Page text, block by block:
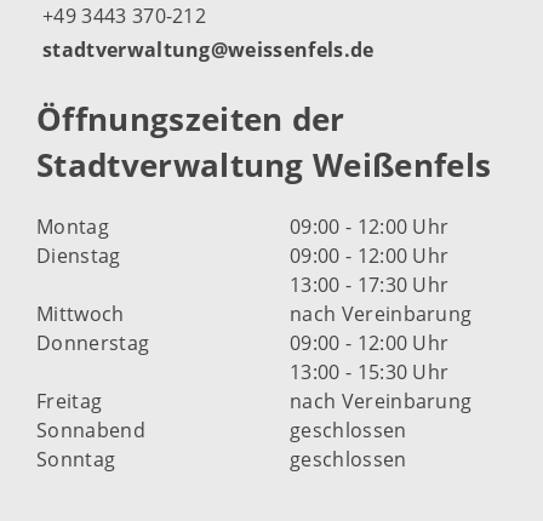
+49 3443 370-212
stadtverwaltung@weissenfels.de
Öffnungszeiten der
Stadtverwaltung Weißenfels
Montag
09:00 - 12:00 Uhr
Dienstag
09:00 - 12:00 Uhr
13:00 - 17:30 Uhr
Mittwoch
nach Vereinbarung
Donnerstag
09:00 - 12:00 Uhr
13:00 - 15:30 Uhr
Freitag
nach Vereinbarung
Sonnabend
geschlossen
Sonntag
geschlossen